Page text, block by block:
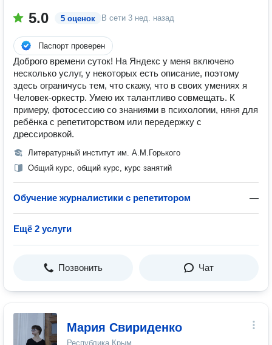
5.0 5 оценок В сети 3 нед. назад
Паспорт проверен
Доброго времени суток! На Яндекс у меня включено
несколько услуг, у некоторых есть описание, поэтому
здесь ограничусь тем, что скажу, что в своих умениях я
Человек-оркестр. Умею их талантливо совмещать. К
примеру, фотосессию со знаниями в психологии, няня для
ребёнка с репетиторством или передержку с
дрессировкой.
Литературный институт им. А.М.Горького
Общий курс, общий курс, курс занятий
Обучение журналистики с репетитором —
Ещё 2 услуги
Позвонить Чат
Мария Свириденко
Республика Крым